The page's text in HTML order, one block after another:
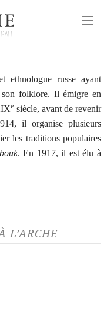
ethnologue russe ayant
folklore. Il émigre en
e siècle, avant de revenir
il organise plusieurs
les traditions populaires
. En 1917, il est élu à
L’ARCHE